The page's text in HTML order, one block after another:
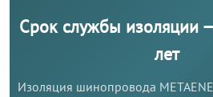
Срок службы изоляции
лет
Изоляция шинопровода